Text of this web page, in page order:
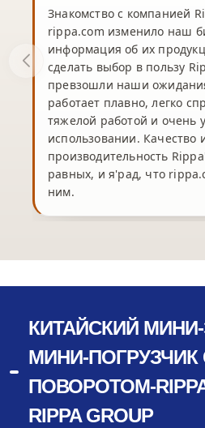
Знакомство с компанией
rippa.com изменило наш
информация об их
сделать выбор в пользу
превзошли наши
работает плавно, легко
тяжелой работой и очень
использовании. Качество
производительность
равных, и я'рад, что
ним.
КИТАЙСКИЙ
МИНИ-
ПОВОРОТОМ-
RIPPA GROUP